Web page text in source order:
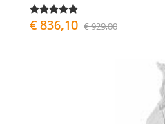
€ 836,10 € 929,00